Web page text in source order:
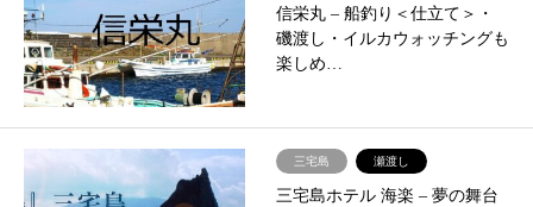
信栄丸 – 船釣り＜仕立て＞・
磯渡し・イルカウォッチングも
楽しめ…
三宅島 瀬渡し
三宅島ホテル 海楽 – 夢の舞台